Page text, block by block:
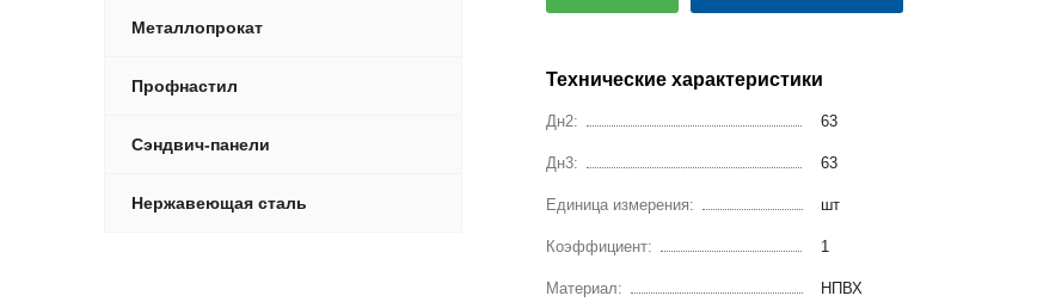
Технические характеристики
Дн2: 63
Дн3: 63
Единица измерения: шт
Коэффициент: 1
Материал: НПВХ
Металлопрокат
Профнастил
Сэндвич-панели
Нержавеющая сталь